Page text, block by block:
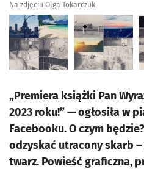
Na zdjęciu Olga Tokarczuk
„Premiera książki Pan
2023 roku!” — ogłosiła w
Facebooku. O czym
odzyskać utracony skarb
twarz. Powieść graficzna,